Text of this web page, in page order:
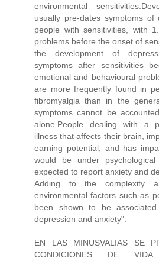
environmental
usually pre-dates symptoms
people with sensitivities, with
problems before the onset of
the development of
symptoms after sensitivities
emotional and behavioural
are more frequently found in
fibromyalgia than in the
symptoms cannot be
alone.People dealing with a
illness that affects their brain,
earning potential, and has
would be under
expected to report anxiety and
Adding to the complexity
environmental factors such as
been shown to be
depression and anxiety".
EN LAS MINUSVALIAS SE
CONDICIONES DE